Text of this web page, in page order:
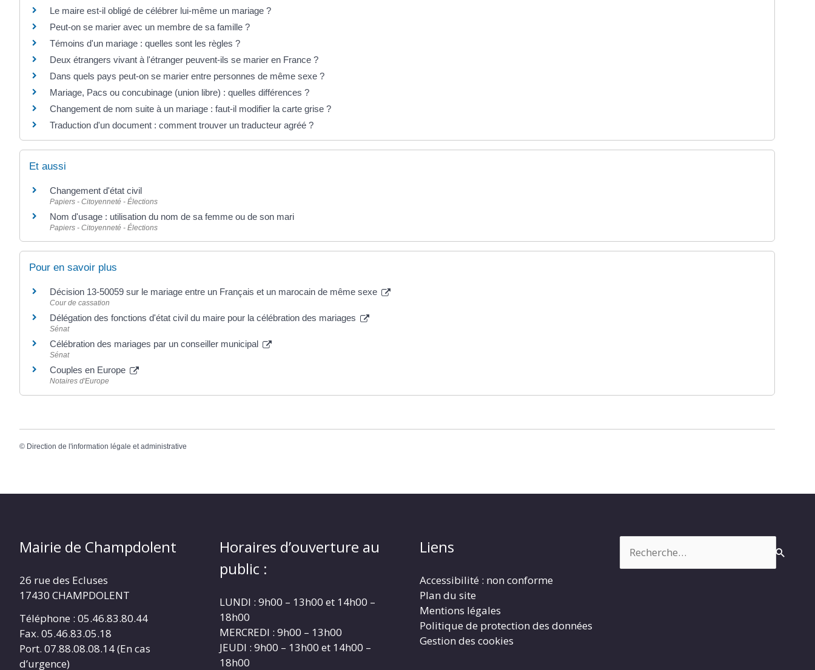
Le maire est-il obligé de célébrer lui-même un mariage ?
Peut-on se marier avec un membre de sa famille ?
Témoins d'un mariage : quelles sont les règles ?
Deux étrangers vivant à l'étranger peuvent-ils se marier en France ?
Dans quels pays peut-on se marier entre personnes de même sexe ?
Mariage, Pacs ou concubinage (union libre) : quelles différences ?
Changement de nom suite à un mariage : faut-il modifier la carte grise ?
Traduction d'un document : comment trouver un traducteur agréé ?
Et aussi
Changement d'état civil
Papiers - Citoyenneté - Élections
Nom d'usage : utilisation du nom de sa femme ou de son mari
Papiers - Citoyenneté - Élections
Pour en savoir plus
Décision 13-50059 sur le mariage entre un Français et un marocain de même sexe
Cour de cassation
Délégation des fonctions d'état civil du maire pour la célébration des mariages
Sénat
Célébration des mariages par un conseiller municipal
Sénat
Couples en Europe
Notaires d'Europe
© Direction de l'information légale et administrative
Mairie de Champdolent
26 rue des Ecluses
17430 CHAMPDOLENT
Téléphone : 05.46.83.80.44
Fax. 05.46.83.05.18
Port. 07.88.08.08.14 (En cas
d’urgence)
Horaires d’ouverture au
public :
LUNDI : 9h00 – 13h00 et 14h00 –
18h00
MERCREDI : 9h00 – 13h00
JEUDI : 9h00 – 13h00 et 14h00 –
18h00
Liens
Accessibilité : non conforme
Plan du site
Mentions légales
Politique de protection des données
Gestion des cookies